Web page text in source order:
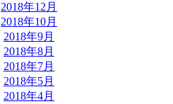
2018年12月
2018年10月
2018年9月
2018年8月
2018年7月
2018年5月
2018年4月